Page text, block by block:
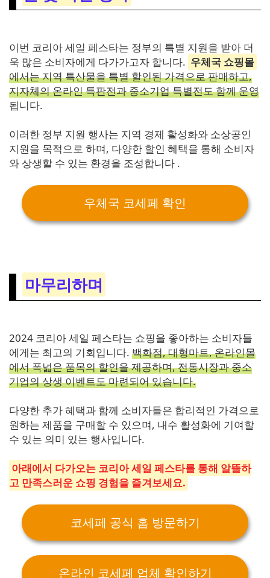
이번 코리아 세일 페스타는 정부의 특별 지원을 받아 더
욱 많은 소비자에게 다가가고자 합니다. 우체국 쇼핑몰
에서는 지역 특산물을 특별 할인된 가격으로 판매하고,
지자체의 온라인 특판전과 중소기업 특별전도 함께 운영
됩니다.
이러한 정부 지원 행사는 지역 경제 활성화와 소상공인
지원을 목적으로 하며, 다양한 할인 혜택을 통해 소비자
와 상생할 수 있는 환경을 조성합니다 .
우체국 코세페 확인
마무리하며
2024 코리아 세일 페스타는 쇼핑을 좋아하는 소비자들
에게는 최고의 기회입니다. 백화점, 대형마트, 온라인몰
에서 폭넓은 품목의 할인을 제공하며, 전통시장과 중소
기업의 상생 이벤트도 마련되어 있습니다.
다양한 추가 혜택과 함께 소비자들은 합리적인 가격으로
원하는 제품을 구매할 수 있으며, 내수 활성화에 기여할
수 있는 의미 있는 행사입니다.
아래에서 다가오는 코리아 세일 페스타를 통해 알뜰하
고 만족스러운 쇼핑 경험을 즐겨보세요.
코세페 공식 홈 방문하기
온라인 코세페 업체 확인하기